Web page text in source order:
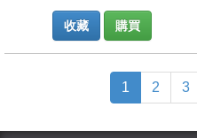
收藏 購買
1 (current)
2 3